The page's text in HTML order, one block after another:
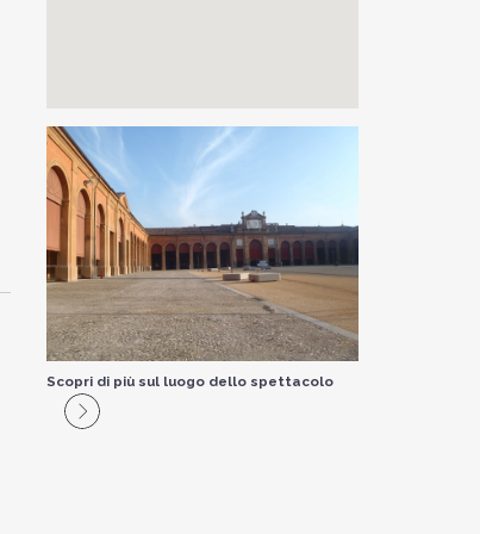
Scopri di più sul luogo dello spettacolo